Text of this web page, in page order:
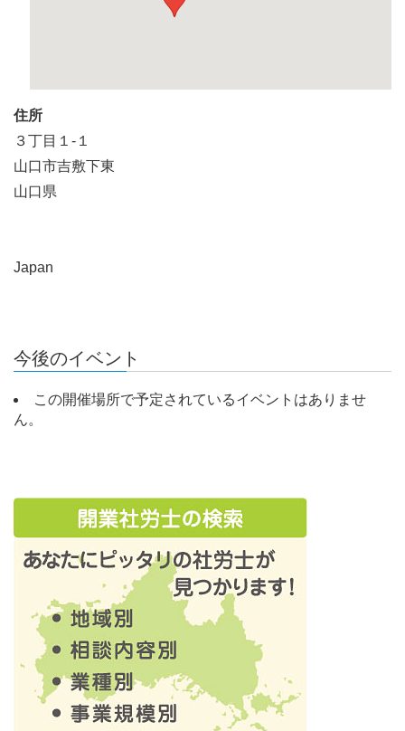
住所
３丁目１-１
山口市吉敷下東
山口県
Japan
今後のイベント
この開催場所で予定されているイベントはありませ
ん。